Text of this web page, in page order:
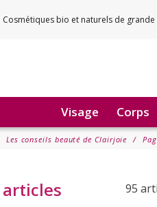
Cosmétiques bio et naturels de
Visage Corps
Les conseils beauté de Clairjoie
95